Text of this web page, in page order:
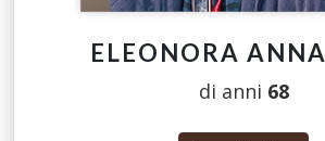
ELEONORA
di anni 68